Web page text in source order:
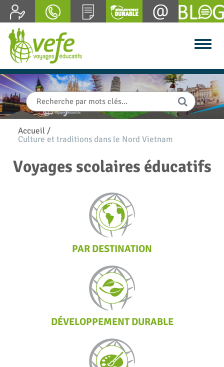
Accueil/
Culture et traditions dans le Nord Vietnam
Voyages scolaires éducatifs
PAR DESTINATION
DÉVELOPPEMENT DURABLE